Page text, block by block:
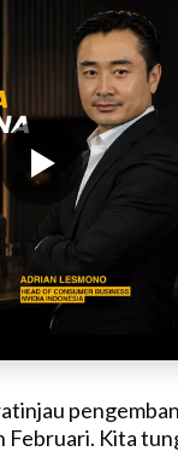
Februari. Kita